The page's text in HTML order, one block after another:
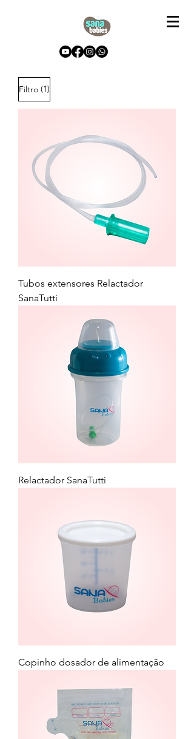
Filtro (1)
Tubos extensores Relactador
SanaTutti
Relactador SanaTutti
Copinho dosador de alimentação